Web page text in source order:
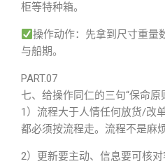
柜等特种箱。
操作动作：先拿到尺寸重量
与船期。
PART.07
七、给操作同仁的三句“保命原
1）流程大于人情任何放货/改
都必须按流程走。流程不是麻
2）更新要主动、信息要可核